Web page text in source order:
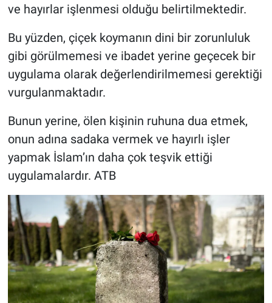
ve hayırlar işlenmesi olduğu belirtilmektedir.
Bu yüzden, çiçek koymanın dini bir zorunluluk
gibi görülmemesi ve ibadet yerine geçecek bir
uygulama olarak değerlendirilmemesi gerektiği
vurgulanmaktadır.
Bunun yerine, ölen kişinin ruhuna dua etmek,
onun adına sadaka vermek ve hayırlı işler
yapmak İslam’ın daha çok teşvik ettiği
uygulamalardır. ATB